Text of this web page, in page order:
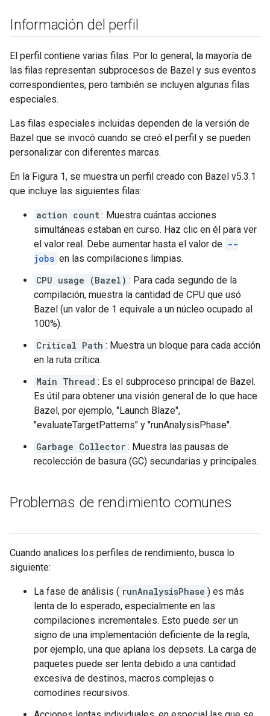
Información del perfil
El perfil contiene varias filas. Por lo general, la mayoría de
las filas representan subprocesos de Bazel y sus eventos
correspondientes, pero también se incluyen algunas filas
especiales.
Las filas especiales incluidas dependen de la versión de
Bazel que se invocó cuando se creó el perfil y se pueden
personalizar con diferentes marcas.
En la Figura 1, se muestra un perfil creado con Bazel v5.3.1
que incluye las siguientes filas:
action count : Muestra cuántas acciones
simultáneas estaban en curso. Haz clic en él para ver
el valor real. Debe aumentar hasta el valor de --
jobs en las compilaciones limpias.
CPU usage (Bazel) : Para cada segundo de la
compilación, muestra la cantidad de CPU que usó
Bazel (un valor de 1 equivale a un núcleo ocupado al
100%).
Critical Path : Muestra un bloque para cada acción
en la ruta crítica.
Main Thread : Es el subproceso principal de Bazel.
Es útil para obtener una visión general de lo que hace
Bazel, por ejemplo, "Launch Blaze",
"evaluateTargetPatterns" y "runAnalysisPhase".
Garbage Collector : Muestra las pausas de
recolección de basura (GC) secundarias y principales.
Problemas de rendimiento comunes
Cuando analices los perfiles de rendimiento, busca lo
siguiente:
La fase de análisis ( runAnalysisPhase ) es más
lenta de lo esperado, especialmente en las
compilaciones incrementales. Esto puede ser un
signo de una implementación deficiente de la regla,
por ejemplo, una que aplana los depsets. La carga de
paquetes puede ser lenta debido a una cantidad
excesiva de destinos, macros complejas o
comodines recursivos.